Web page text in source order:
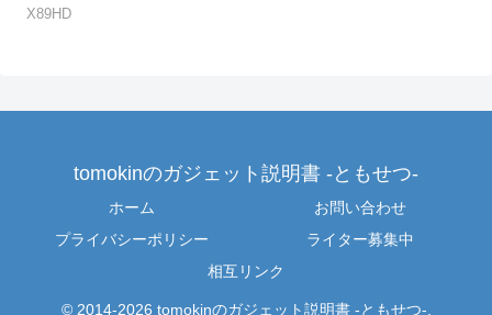
X89HD
tomokinのガジェット説明書 -ともせつ-
ホーム
お問い合わせ
プライバシーポリシー
ライター募集中
相互リンク
© 2014-2026 tomokinのガジェット説明書 -ともせつ-.